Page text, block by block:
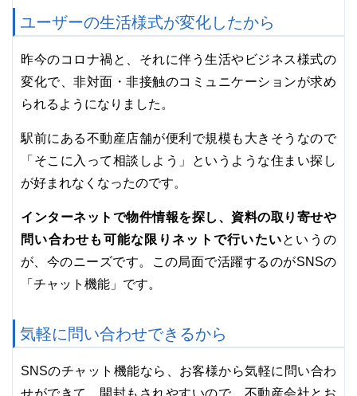
ユーザーの生活様式が変化したから
昨今のコロナ禍と、それに伴う生活やビジネス様式の
変化で、非対面・非接触のコミュニケーションが求め
られるようになりました。
駅前にある不動産店舗が便利で規模も大きそうなので
「そこに入って相談しよう」というような住まい探し
が好まれなくなったのです。
インターネットで物件情報を探し、資料の取り寄せや
問い合わせも可能な限りネットで行いたいというの
が、今のニーズです。この局面で活躍するのがSNSの
「チャット機能」です。
気軽に問い合わせできるから
SNSのチャット機能なら、お客様から気軽に問い合わ